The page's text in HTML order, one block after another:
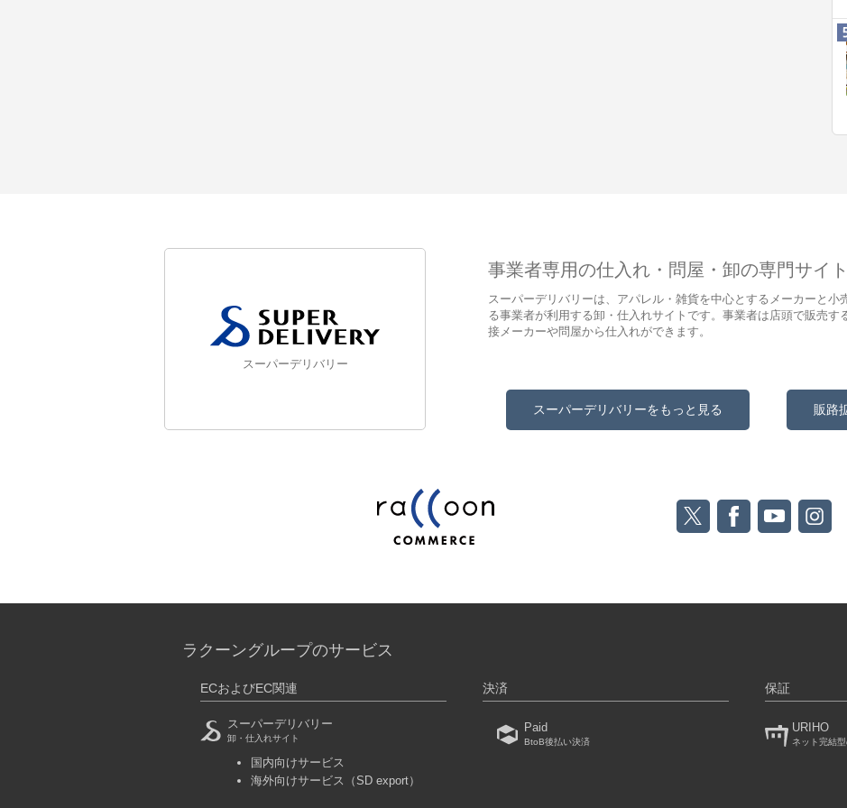
スーパーデリバリー
事業者専用の仕入れ・問屋・卸の専門サイ
スーパーデリバリーは、アパレル・雑貨を中心とするメーカーと小
る事業者が利用する卸・仕入れサイトです。事業者は店頭で販売す
接メーカーや問屋から仕入れができます。
スーパーデリバリーをもっと見る 販路
ラクーングループのサービス
ECおよびEC関連
スーパーデリバリー
卸・仕入れサイト
国内向けサービス
海外向けサービス
（SD export）
決済
Paid
BtoB後払い決済
保証
URIHO
ネット完結